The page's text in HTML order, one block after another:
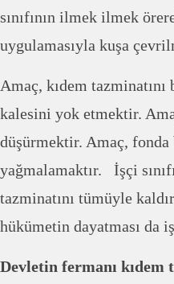
sınıfının ilmek ilmek
uygulamasıyla kuşa
Amaç, kıdem
kalesini yok etmektir.
düşürmektir. Amaç,
yağmalamaktır. İşçi
tazminatını tümüyle
hükümetin dayatması da
Devletin fermanı kıdem